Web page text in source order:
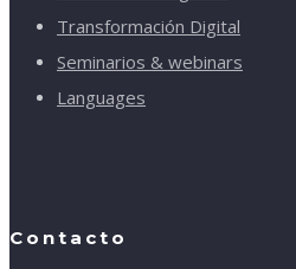
Transformación Digital
Seminarios & webinars
Languages
Contacto